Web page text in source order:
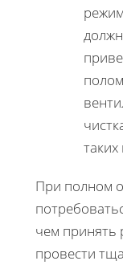
При полном
чем принять
провести